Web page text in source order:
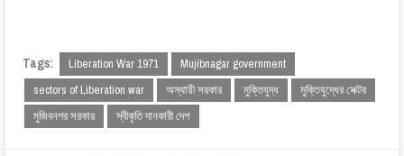
Tags: Liberation War 1971
Mujibnagar government
sectors of Liberation war
অস্থায়ী সরকার মুক্তিযুদ্ধ
মুক্তিযুদ্ধের সেক্টর
মুজিবনগর সরকার
স্বীকৃতি দানকারী দেশ